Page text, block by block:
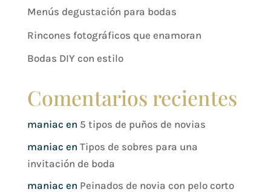
Menús degustación para bodas
Rincones fotográficos que enamoran
Bodas DIY con estilo
Comentarios recientes
maniac en 5 tipos de puños de novias
maniac en Tipos de sobres para una
invitación de boda
maniac en Peinados de novia con pelo corto